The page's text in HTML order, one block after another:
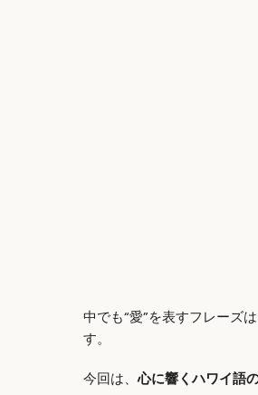
中でも“愛”を表すフレーズ
す。
今回は、心に響くハワイ語